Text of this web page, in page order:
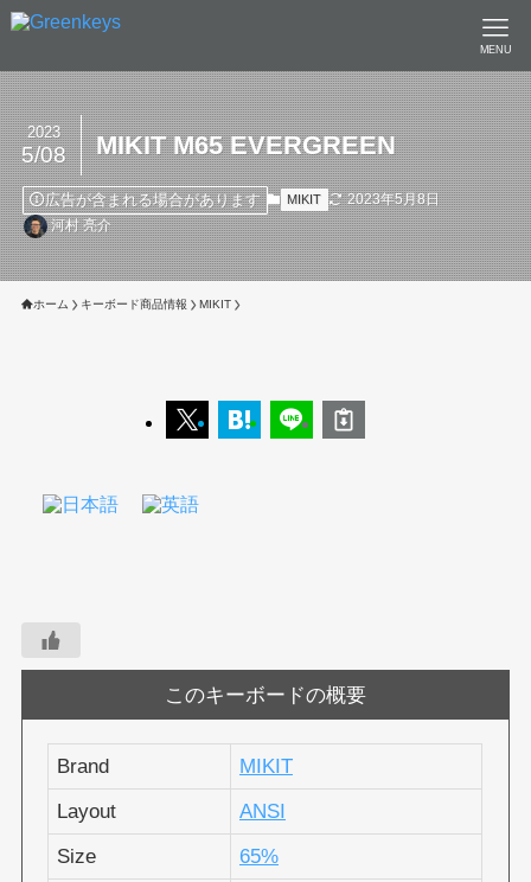
MENU
MIKIT M65 EVERGREEN
2023
5/08
広告が含まれる場合があります MIKIT
2023年5月8日
河村 亮介
ホーム キーボード商品情報 MIKIT
このキーボードの概要
Brand
MIKIT
Layout
ANSI
Size
65%